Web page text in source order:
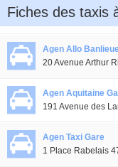
Fiches des taxis
Agen Allo
20 Avenue Arthur
Agen Aquitaine
191 Avenue des
Agen Taxi Gare
1 Place Rabelais